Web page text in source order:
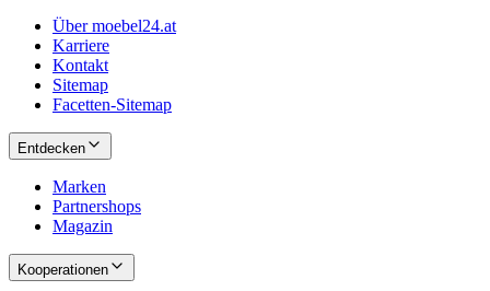
Über moebel24.at
Karriere
Kontakt
Sitemap
Facetten-Sitemap
Entdecken
Marken
Partnershops
Magazin
Kooperationen